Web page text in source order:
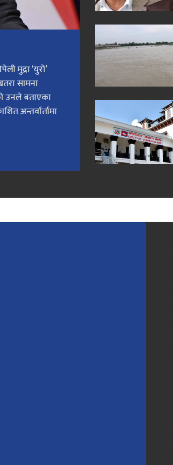
मुद्रा ‘युरो’
सामना
उनले बताएका
अन्तर्वार्तामा